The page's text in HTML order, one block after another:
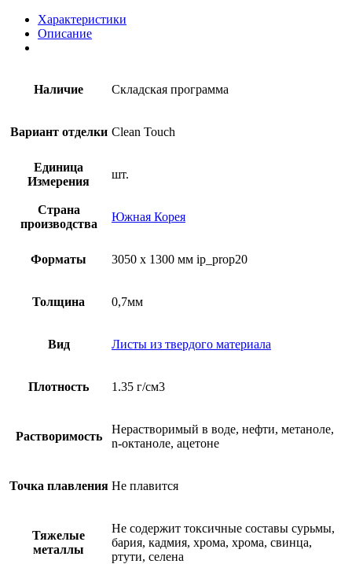
Характеристики
Описание
Наличие Складская программа
Вариант отделки Clean Touch
Единица
Измерения
шт.
Страна
производства
Южная Корея
Форматы 3050 x 1300 мм ip_prop20
Толщина 0,7мм
Вид Листы из твердого материала
Плотность 1.35 г/см3
Растворимость
Нерастворимый в воде, нефти, метаноле,
n-октаноле, ацетоне
Точка плавления Не плавится
Тяжелые
металлы
Не содержит токсичные составы сурьмы,
бария, кадмия, хрома, хрома, свинца,
ртути, селена